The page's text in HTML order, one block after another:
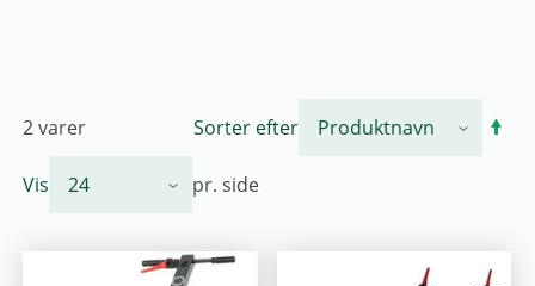
2varer Sorter efter
Vis pr. side